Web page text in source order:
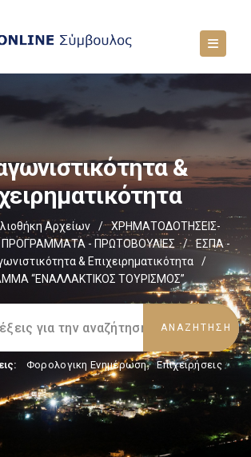
&
Αρχείων /
ΧΡΗΜΑΤΟΔΟΤΗΣΕΙΣ-
ΠΡΟΓΡΑΜΜΑΤΑ - ΠΡΩΤΟΒΟΥΛΙΕΣ /
ΕΣΠΑ -
& Επιχειρηματικότητα
/
“ΕΝΑΛΛΑΚΤΙΚΟΣ ΤΟΥΡΙΣΜΟΣ”
Φορολογικη Ενημέρωση, Επιχειρήσεις